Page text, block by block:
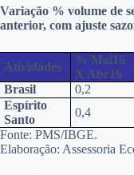
Variação % volume de
anterior, com ajuste
Atividades
% Mai16
X Abr16
Brasil
0,2
Espírito
Santo
0,4
Fonte: PMS/IBGE.
Elaboração: Assessoria